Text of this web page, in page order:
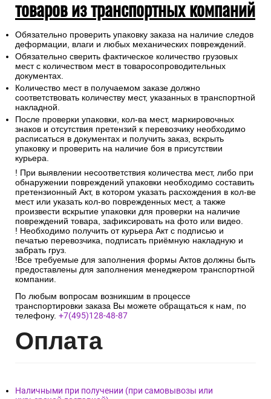
5. Инструкции при получении
товаров из транспортных компаний
Обязательно проверить упаковку заказа на наличие следов
деформации, влаги и любых механических повреждений.
Обязательно сверить фактическое количество грузовых
мест с количеством мест в товаросопроводительных
документах.
Количество мест в получаемом заказе должно
соответствовать количеству мест, указанных в транспортной
накладной.
После проверки упаковки, кол-ва мест, маркировочных
знаков и отсутствия претензий к перевозчику необходимо
расписаться в документах и получить заказ, вскрыть
упаковку и проверить на наличие боя в присутствии
курьера.
! При выявлении несоответствия количества мест, либо при
обнаружении повреждений упаковки необходимо составить
претензионный Акт, в котором указать расхождения в кол-ве
мест или указать кол-во поврежденных мест, а также
произвести вскрытие упаковки для проверки на наличие
повреждений товара, зафиксировать на фото или видео.
! Необходимо получить от курьера Акт с подписью и
печатью перевозчика, подписать приёмную накладную и
забрать груз.
!Все требуемые для заполнения формы Актов должны быть
предоставлены для заполнения менеджером транспортной
компании.
транспортировки заказа Вы можете обращаться к нам, по
телефону. +7(495)128-48-87